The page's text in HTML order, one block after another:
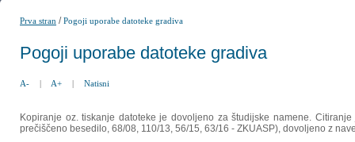
Prva stran /Pogoji uporabe datoteke gradiva
Pogoji uporabe datoteke gradiva
A- | A+ | Natisni
Kopiranje oz. tiskanje datoteke je dovoljeno za študijske namene.
prečiščeno besedilo, 68/08, 110/13, 56/15, 63/16 - ZKUASP), dovoljeno z